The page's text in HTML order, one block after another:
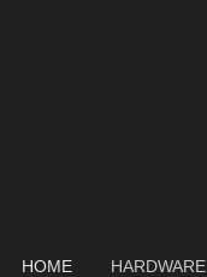
HOME HARDWARE